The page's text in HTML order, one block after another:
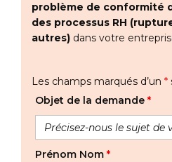
problème de conformité
des processus RH
autres) dans votre
Les champs marqués d’un *
Objet de la demande *
Prénom Nom *